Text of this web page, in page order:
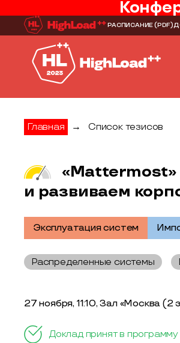
РАСПИСАНИЕ(PDF)
Главная → Список тезисов
«Mattermost»
и развиваем
Эксплуатация систем
Распределенные системы
27 ноября, 11:10, Зал «Москва (2
Доклад принят в